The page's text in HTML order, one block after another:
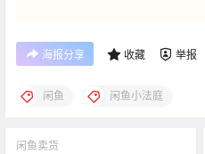
海报分享 收藏 举报
闲鱼 闲鱼小法庭
闲鱼卖货